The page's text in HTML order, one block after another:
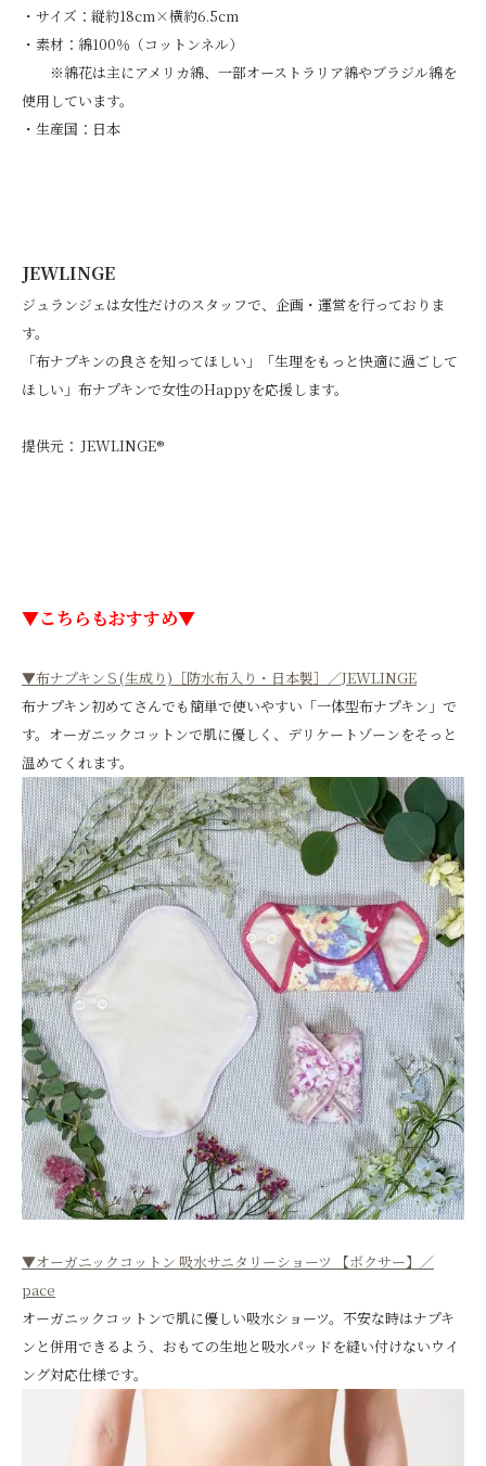
・サイズ：縦約18cm×横約6.5cm
・素材：綿100％（コットンネル）
※綿花は主にアメリカ綿、一部オーストラリア綿やブラジル綿を
使用しています。
・生産国：日本
JEWLINGE
ジュランジェは女性だけのスタッフで、企画・運営を行っておりま
す。
「布ナプキンの良さを知ってほしい」「生理をもっと快適に過ごして
ほしい」布ナプキンで女性のHappyを応援します。
提供元： JEWLINGE®
▼こちらもおすすめ▼
▼布ナプキンＳ(生成り)［防水布入り・日本製］／JEWLINGE
布ナプキン初めてさんでも簡単で使いやすい「一体型布ナプキン」で
す。オーガニックコットンで肌に優しく、デリケートゾーンをそっと
温めてくれます。
▼オーガニックコットン 吸水サニタリーショーツ 【ボクサー】／
pace
オーガニックコットンで肌に優しい吸水ショーツ。不安な時はナプキ
ンと併用できるよう、おもての生地と吸水パッドを縫い付けないウイ
ング対応仕様です。